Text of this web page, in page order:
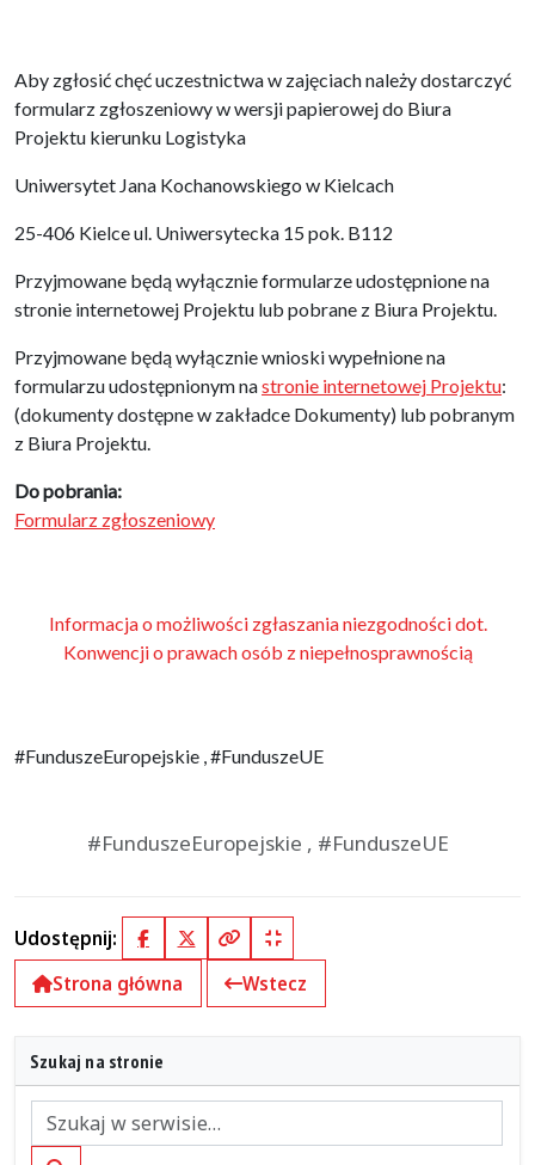
Aby zgłosić chęć uczestnictwa w zajęciach należy dostarczyć
formularz zgłoszeniowy w wersji papierowej do Biura
Projektu kierunku Logistyka
Uniwersytet Jana Kochanowskiego w Kielcach
25-406 Kielce ul. Uniwersytecka 15 pok. B112
Przyjmowane będą wyłącznie formularze udostępnione na
stronie internetowej Projektu lub pobrane z Biura Projektu.
Przyjmowane będą wyłącznie wnioski wypełnione na
formularzu udostępnionym nastronie internetowej Projektu:
(dokumenty dostępne w zakładce Dokumenty) lub pobranym
z Biura Projektu.
Do pobrania:
Formularz zgłoszeniowy
Informacja o możliwości zgłaszania niezgodności dot.
Konwencji o prawach osób z niepełnosprawnością
#FunduszeEuropejskie , #FunduszeUE
#FunduszeEuropejskie , #FunduszeUE
Udostępnij: FacebookX (Twitter)
Kopiuj pełny link
Kopiuj krótki link
Strona główna
Wstecz
Szukaj na stronie
Szukaj